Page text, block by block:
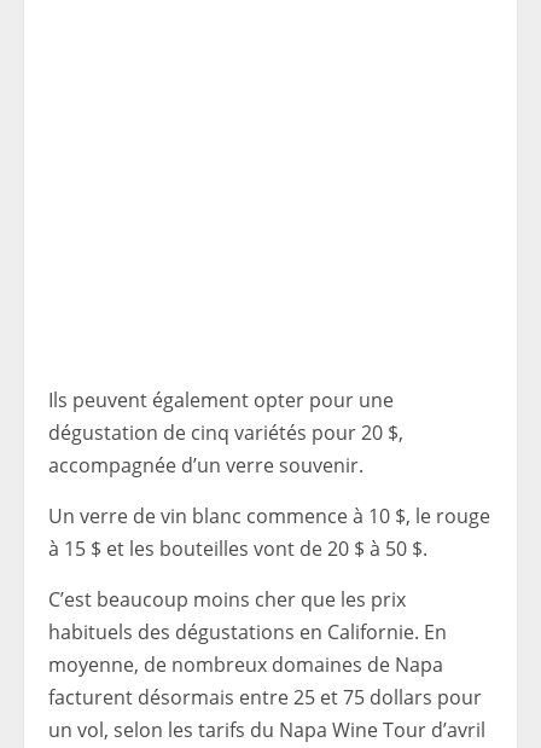
Ils peuvent également opter pour une
dégustation de cinq variétés pour 20 $,
accompagnée d’un verre souvenir.
Un verre de vin blanc commence à 10 $, le rouge
à 15 $ et les bouteilles vont de 20 $ à 50 $.
C’est beaucoup moins cher que les prix
habituels des dégustations en Californie. En
moyenne, de nombreux domaines de Napa
facturent désormais entre 25 et 75 dollars pour
un vol, selon les tarifs du Napa Wine Tour d’avril